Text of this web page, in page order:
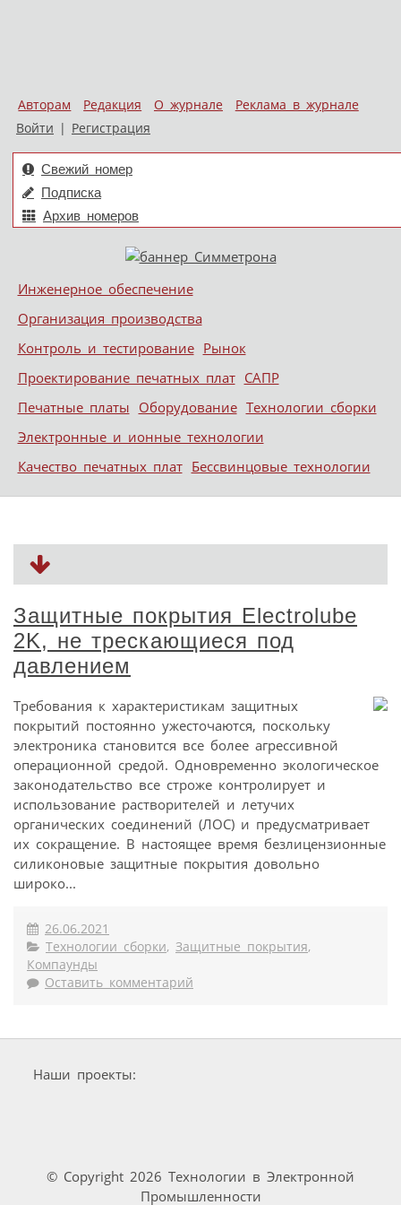
Авторам Редакция О журнале
Реклама в журнале
Войти | Регистрация
Свежий номер
Подписка
Архив номеров
Меню
Skip to content
Инженерное обеспечение
Организация производства
Контроль и тестирование Рынок
Проектирование печатных плат САПР
Печатные платы Оборудование Технологии сборки
Электронные и ионные технологии
Качество печатных плат Бессвинцовые технологии
Защитные покрытия Electrolube
2K, не трескающиеся под
давлением
Требования к характеристикам защитных
покрытий постоянно ужесточаются, поскольку
электроника становится все более агрессивной
операционной средой. Одновременно экологическое
законодательство все строже контролирует и
использование растворителей и летучих
органических соединений (ЛОС) и предусматривает
их сокращение. В настоящее время безлицензионные
силиконовые защитные покрытия довольно
широко...
26.06.2021
Технологии сборки, Защитные покрытия,
Компаунды
Оставить комментарий
Наши проекты:
© Copyright 2026 Технологии в Электронной
Промышленности